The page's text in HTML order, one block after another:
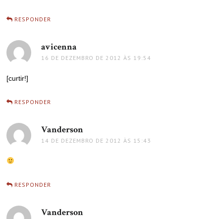
RESPONDER
avicenna
16 DE DEZEMBRO DE 2012 ÀS 19:54
[curtir!]
RESPONDER
Vanderson
14 DE DEZEMBRO DE 2012 ÀS 15:43
RESPONDER
Vanderson